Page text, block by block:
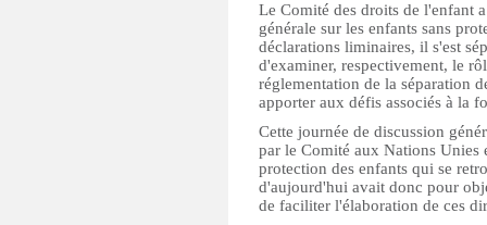
Le Comité des droits de l'enfant
générale sur les enfants sans
déclarations liminaires, il s'est
d'examiner, respectivement, le
réglementation de la séparation
apporter aux défis associés à la
Cette journée de discussion
par le Comité aux Nations
protection des enfants qui se
d'aujourd'hui avait donc pour
de faciliter l'élaboration de ces